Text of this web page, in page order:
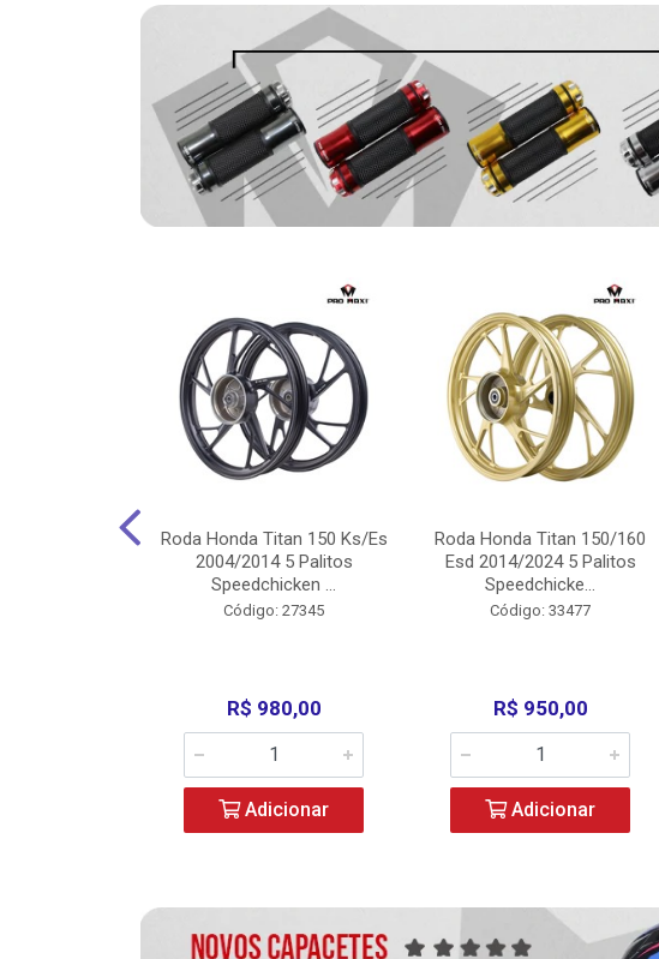
Roda Honda Titan 150 Ks/Es
2004/2014 5 Palitos
Speedchicken ...
Código: 27345
R$ 980,00
Adicionar
Roda Honda Titan 150/160
Esd 2014/2024 5 Palitos
Speedchicke...
Código: 33477
R$ 950,00
Adicionar